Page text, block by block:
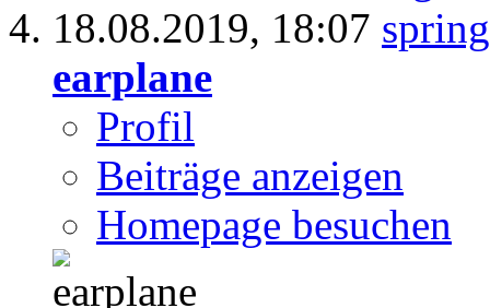
18.08.2019, 18:07
earplane
Profil
Beiträge anzeigen
Homepage besuchen